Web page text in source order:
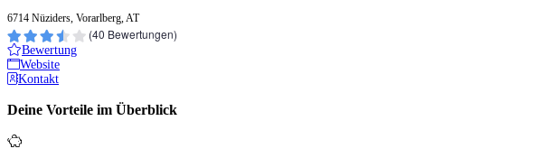
6714 Nüziders, Vorarlberg, AT
(40 Bewertungen)
Bewertung
Website
Kontakt
Deine Vorteile im Überblick